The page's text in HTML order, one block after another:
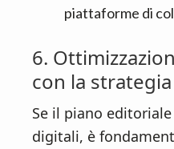
piattaforme di
6.
con la
Se il piano
digitali, è